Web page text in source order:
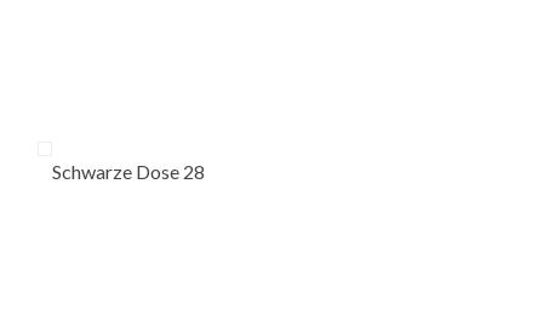
Schwarze Dose 28